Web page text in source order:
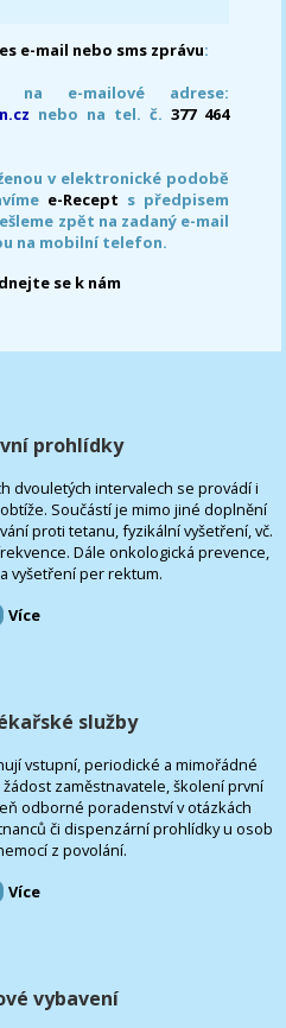
e-mail nebo sms zprávu:
na e-mailové adrese:
nebo na tel. č. 377 464
v elektronické podobě
e-Recept s předpisem
zpět na zadaný e-mail
na mobilní telefon.
se k nám
prohlídky
dvouletých intervalech se provádí i
Součástí je mimo jiné doplnění
proti tetanu, fyzikální vyšetření, vč.
Dále onkologická prevence,
vyšetření per rektum.
Více
služby
vstupní, periodické a mimořádné
zaměstnavatele, školení první
odborné poradenství v otázkách
či dispenzární prohlídky u osob
z povolání.
Více
vybavení